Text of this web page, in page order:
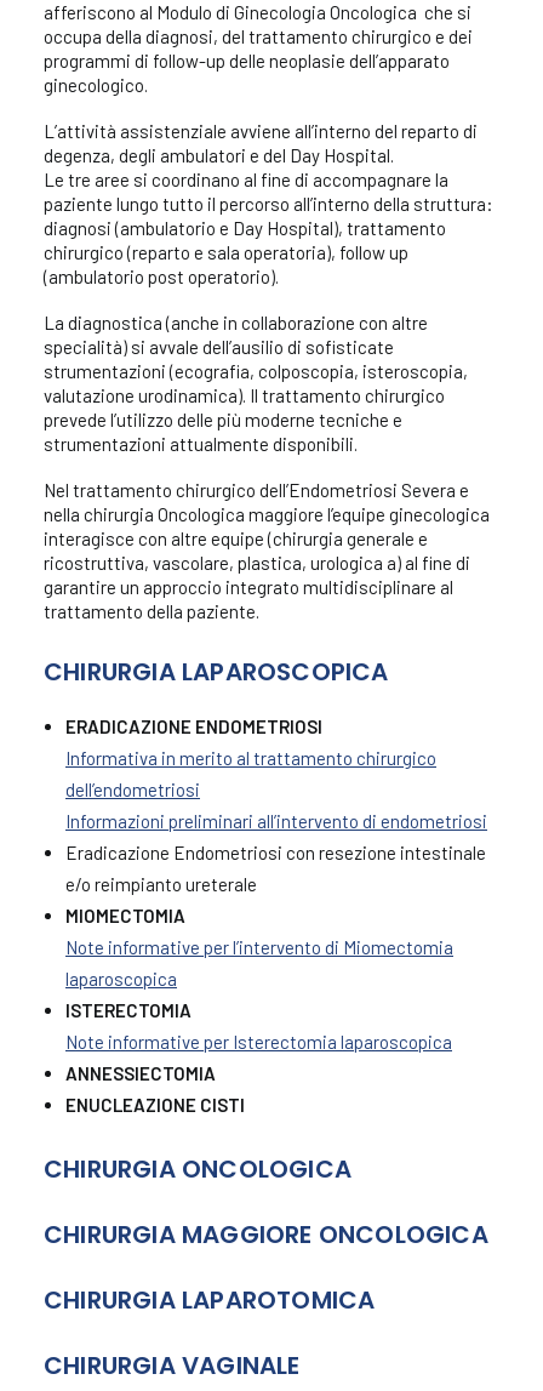
afferiscono al Modulo di Ginecologia Oncologica che si
occupa della diagnosi, del trattamento chirurgico e dei
programmi di follow-up delle neoplasie dell’apparato
ginecologico.
L’attività assistenziale avviene all’interno del reparto di
degenza, degli ambulatori e del Day Hospital.
Le tre aree si coordinano al fine di accompagnare la
paziente lungo tutto il percorso all’interno della struttura:
diagnosi (ambulatorio e Day Hospital), trattamento
chirurgico (reparto e sala operatoria), follow up
(ambulatorio post operatorio).
La diagnostica (anche in collaborazione con altre
specialità) si avvale dell’ausilio di sofisticate
strumentazioni (ecografia, colposcopia, isteroscopia,
valutazione urodinamica). Il trattamento chirurgico
prevede l’utilizzo delle più moderne tecniche e
strumentazioni attualmente disponibili.
Nel trattamento chirurgico dell’Endometriosi Severa e
nella chirurgia Oncologica maggiore l’equipe ginecologica
interagisce con altre equipe (chirurgia generale e
ricostruttiva, vascolare, plastica, urologica a) al fine di
garantire un approccio integrato multidisciplinare al
trattamento della paziente.
CHIRURGIA LAPAROSCOPICA
ERADICAZIONE ENDOMETRIOSI
Informativa in merito al trattamento chirurgico
dell’endometriosi
Informazioni preliminari all’intervento di endometriosi
Eradicazione Endometriosi con resezione intestinale
e/o reimpianto ureterale
MIOMECTOMIA
Note informative per l’intervento di Miomectomia
laparoscopica
ISTERECTOMIA
Note informative per Isterectomia laparoscopica
ANNESSIECTOMIA
ENUCLEAZIONE CISTI
CHIRURGIA ONCOLOGICA
CHIRURGIA MAGGIORE ONCOLOGICA
CHIRURGIA LAPAROTOMICA
CHIRURGIA VAGINALE